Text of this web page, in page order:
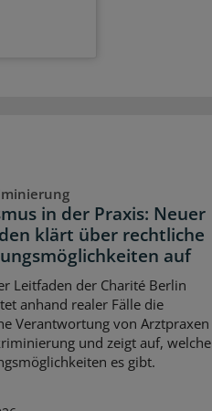
in der Praxis: Neuer
klärt über rechtliche
auf
Leitfaden der Charité Berlin
anhand realer Fälle die
Verantwortung von Arztpraxen
und zeigt auf, welche
es gibt.